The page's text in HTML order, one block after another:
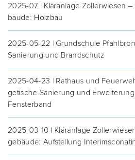
2025-07 | Klär­an­la­ge Zol­lerwie­sen
bäu­de: Holzbau
2025-05-22 | Grund­schu­le
Sanie­rung und Brandschutz
2025-04-23 | Rat­haus und
ge­ti­sche Sanie­rung und
Fensterband
2025-03-10 | Klär­an­la­ge
ge­bäu­de: Auf­stel­lung